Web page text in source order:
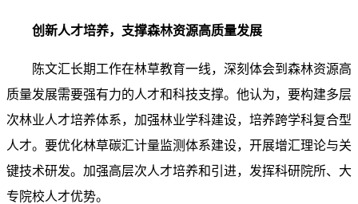
创新人才培养，支撑森林资源高质量发展
陈文汇长期工作在林草教育一线，深刻体会到森林资源高
质量发展需要强有力的人才和科技支撑。他认为，要构建多层
次林业人才培养体系，加强林业学科建设，培养跨学科复合型
人才。要优化林草碳汇计量监测体系建设，开展增汇理论与关
键技术研发。加强高层次人才培养和引进，发挥科研院所、大
专院校人才优势。